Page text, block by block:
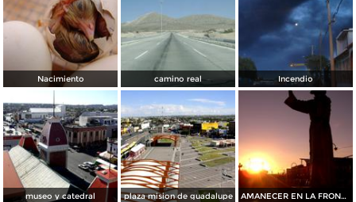
Nacimiento camino real Incendio
museo y catedral plaza mision de guadalupe AMANECER EN LA FRONTERA